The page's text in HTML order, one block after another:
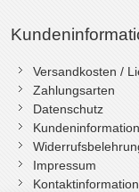
Versandkosten /
Zahlungsarten
Datenschutz
Impressum